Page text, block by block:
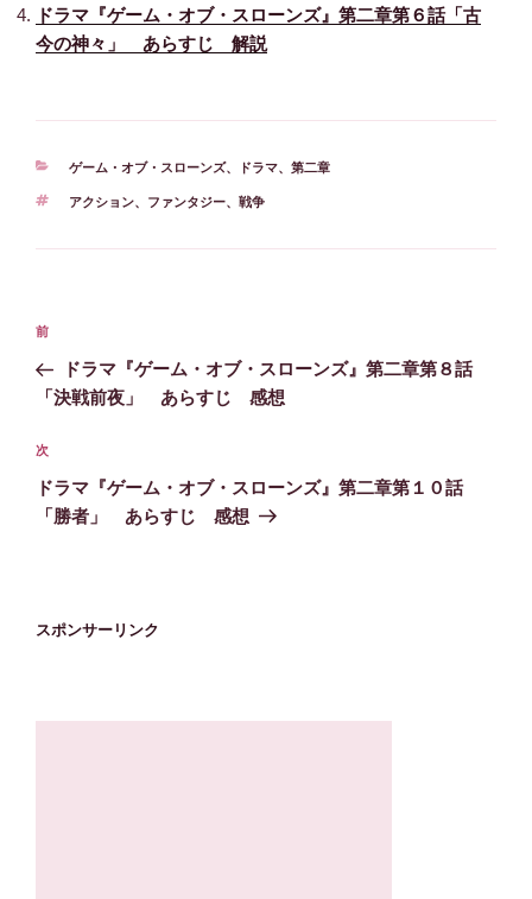
ドラマ『ゲーム・オブ・スローンズ』第二章第６話「古
今の神々」 あらすじ 解説
カ
ゴ
ー
ゲーム・オブ・スローンズ、 ドラマ、 第二章
タ
アクション、 ファンタジー、 戦争
投
ナ
ゲ
ー
シ
前
の
投
前
ドラマ『ゲーム・オブ・スローンズ』第二章第８話
「決戦前夜」 あらすじ 感想
次
の
投
次
ドラマ『ゲーム・オブ・スローンズ』第二章第１０話
「勝者」 あらすじ 感想
スポンサーリンク